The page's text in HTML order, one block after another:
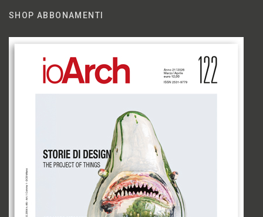
SHOP ABBONAMENTI